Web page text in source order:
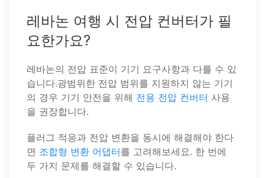
레바논 여행 시 전압 컨버터가 필
요한가요?
레바논의 전압 표준이 기기 요구사항과 다를 수 있
습니다.광범위한 전압 범위를 지원하지 않는 기기
의 경우 기기 안전을 위해 전용 전압 컨버터 사용
을 권장합니다.
플러그 적응과 전압 변환을 동시에 해결해야 한다
면 조합형 변환 어댑터를 고려해보세요. 한 번에
두 가지 문제를 해결할 수 있습니다.